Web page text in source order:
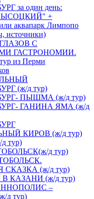
за один день:
+
аквапарк Лимпопо
С
ГАСТРОНОМИИ.
из Перми
(ж/д тур)
ПЫШМА (ж/д тур)
ГАНИНА ЯМА (ж/д
КИРОВ (ж/д тур)
тур)
д тур)
(ж/д тур)
КАЗАНИ (ж/д тур)
–
д тур)